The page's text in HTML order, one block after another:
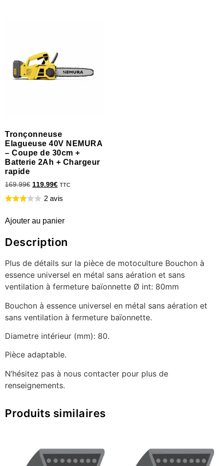
Tronçonneuse
Elagueuse 40V NEMURA
– Coupe de 30cm +
Batterie 2Ah + Chargeur
rapide
169.99€ 119.99€ TTC
2 avis
Ajouter au panier
Description
Plus de détails sur la pièce de motoculture Bouchon à
essence universel en métal sans aération et sans
ventilation à fermeture baïonnette Ø int: 80mm
Bouchon à essence universel en métal sans aération et
sans ventilation à fermeture baïonnette.
Diametre intérieur (mm): 80.
Pièce adaptable.
N’hésitez pas à nous contacter pour plus de
renseignements.
Produits similaires